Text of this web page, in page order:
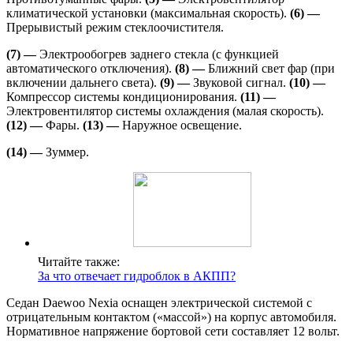
климатической установки (максимальная скорость). (6) —
Прерывистый режим стеклоочистителя.
(7) —Электрообогрев заднего стекла (с функцией
автоматического отключения). (8) —Ближний свет фар (при
включении дальнего света). (9) —Звуковой сигнал. (10) —
Компрессор системы кондиционирования. (11) —
Электровентилятор системы охлаждения (малая скорость).
(12) —Фары. (13) —Наружное освещение.
(14) —Зуммер.
Читайте также:
За что отвечает гидроблок в АКПП?
Седан Daewoo Nexia оснащен электрической системой с
отрицательным контактом («массой») на корпус автомобиля.
Нормативное напряжение бортовой сети составляет 12 вольт.